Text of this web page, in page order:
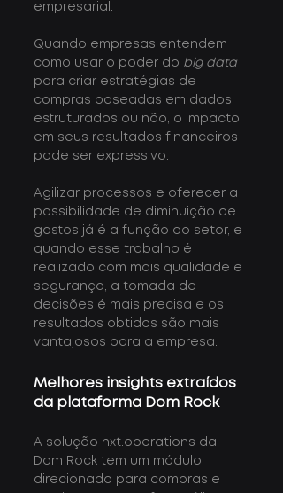
empresarial.
Quando empresas entendem
como usar o poder do big data
para criar estratégias de
compras baseadas em dados,
estruturados ou não, o impacto
em seus resultados financeiros
pode ser expressivo.
Agilizar processos e oferecer a
possibilidade de diminuição de
gastos já é a função do setor, e
quando esse trabalho é
realizado com mais qualidade e
segurança, a tomada de
decisões é mais precisa e os
resultados obtidos são mais
vantajosos para a empresa.
Melhores insights extraídos
da plataforma Dom Rock
A solução nxt.operations da
Dom Rock tem um módulo
direcionado para compras e